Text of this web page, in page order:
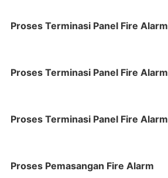
Proses Terminasi Panel Fire Alarm
Proses Terminasi Panel Fire Alarm
Proses Terminasi Panel Fire Alarm
Proses Pemasangan Fire Alarm